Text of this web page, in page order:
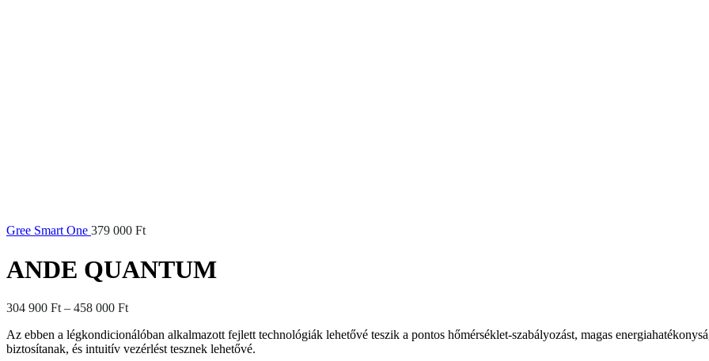
Gree Smart One 379 000 Ft
ANDE QUANTUM
304 900 Ft – 458 000 FtÁrtartomány:
900 Ft
-
Az ebben a légkondicionálóban alkalmazott fejlett technológiák lehetővé teszik a pontos hőmérséklet-szabályozást, magas
biztosítanak, és intuitív vezérlést tesznek lehetővé.